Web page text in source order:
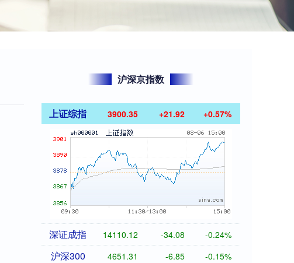
沪深京指数
上证综指 3900.35 +21.92 +0.57%
深证成指 14110.12 -34.08 -0.24%
沪深300 4651.31 -6.85 -0.15%